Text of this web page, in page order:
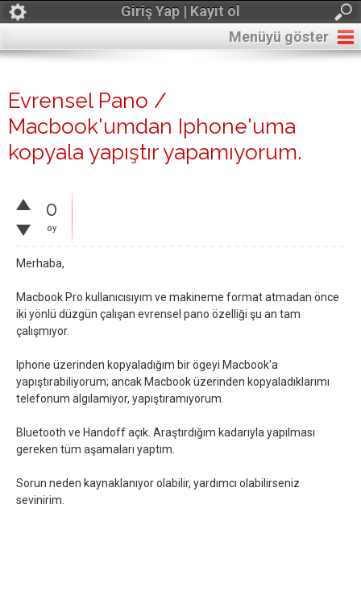
Giriş Yap | Kayıt ol
Menüyü göster
Evrensel Pano /
Macbook'umdan Iphone'uma
kopyala yapıştır yapamıyorum.
0
oy
Merhaba,
Macbook Pro kullanıcısıyım ve makineme format atmadan önce
iki yönlü düzgün çalışan evrensel pano özelliği şu an tam
çalışmıyor.
Iphone üzerinden kopyaladığım bir ögeyi Macbook'a
yapıştırabiliyorum; ancak Macbook üzerinden kopyaladıklarımı
telefonum algılamıyor, yapıştıramıyorum.
Bluetooth ve Handoff açık. Araştırdığım kadarıyla yapılması
gereken tüm aşamaları yaptım.
Sorun neden kaynaklanıyor olabilir, yardımcı olabilirseniz
sevinirim.